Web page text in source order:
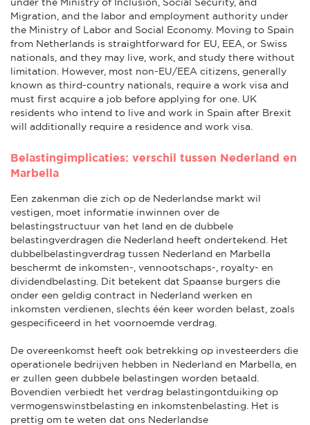
Migration, and the labor and employment authority under
the Ministry of Labor and Social Economy. Moving to Spain
from Netherlands is straightforward for EU, EEA, or Swiss
nationals, and they may live, work, and study there without
limitation. However, most non-EU/EEA citizens, generally
known as third-country nationals, require a work visa and
must first acquire a job before applying for one. UK
residents who intend to live and work in Spain after Brexit
will additionally require a residence and work visa.
Belastingimplicaties: verschil tussen Nederland en
Marbella
Een zakenman die zich op de Nederlandse markt wil
vestigen, moet informatie inwinnen over de
belastingstructuur van het land en de dubbele
belastingverdragen die Nederland heeft ondertekend. Het
dubbelbelastingverdrag tussen Nederland en Marbella
beschermt de inkomsten-, vennootschaps-, royalty- en
dividendbelasting. Dit betekent dat Spaanse burgers die
onder een geldig contract in Nederland werken en
inkomsten verdienen, slechts één keer worden belast, zoals
gespecificeerd in het voornoemde verdrag.
De overeenkomst heeft ook betrekking op investeerders die
operationele bedrijven hebben in Nederland en Marbella, en
er zullen geen dubbele belastingen worden betaald.
Bovendien verbiedt het verdrag belastingontduiking op
vermogenswinstbelasting en inkomstenbelasting. Het is
prettig om te weten dat ons Nederlandse